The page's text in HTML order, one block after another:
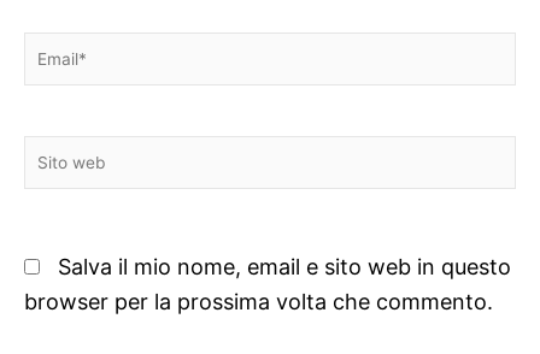
Email*
Sito
web
Salva il mio nome, email e sito web in questo
browser per la prossima volta che commento.